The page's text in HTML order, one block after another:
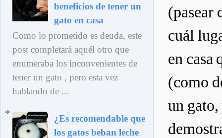
(pasear
cuál
en casa
(como
un
beneficios de tener un
gato en casa
Como lo prometido es deuda, este
post completará aquél otro que
enumeraba los inconvenientes de
tener un gato , pero esta vez
hablando de ...
¿Es recomendable que
los gatos beban leche